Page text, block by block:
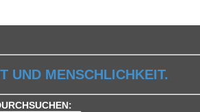
UND MENSCHLICHKEIT.